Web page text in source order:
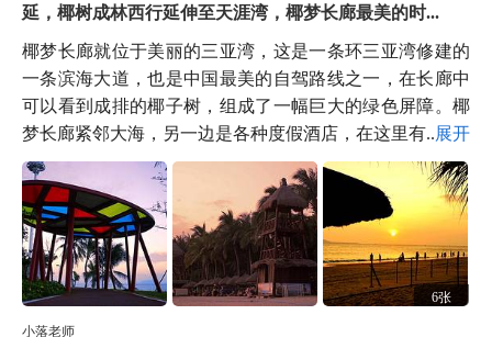
延，椰树成林西行延伸至天涯湾，椰梦长廊最美的时...
椰梦长廊就位于美丽的三亚湾，这是一条环三亚湾修建的
一条滨海大道，也是中国最美的自驾路线之一，在长廊中
可以看到成排的椰子树，组成了一幅巨大的绿色屏障。椰
梦长廊紧邻大海，另一边是各种度假酒店，在这里有...展开
6张
小落老师